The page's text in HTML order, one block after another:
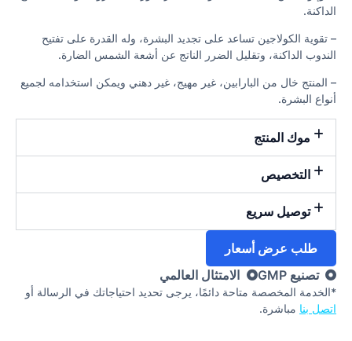
الداكنة.
– تقوية الكولاجين تساعد على تجديد البشرة، وله القدرة على تفتيح
الندوب الداكنة، وتقليل الضرر الناتج عن أشعة الشمس الضارة.
– المنتج خال من البارابين، غير مهيج، غير دهني ويمكن استخدامه لجميع
أنواع البشرة.
موك المنتج
التخصيص
توصيل سريع
طلب عرض أسعار
تصنيع GMP
الامتثال العالمي
*الخدمة المخصصة متاحة دائمًا، يرجى تحديد احتياجاتك في الرسالة أو
اتصل بنا مباشرة.